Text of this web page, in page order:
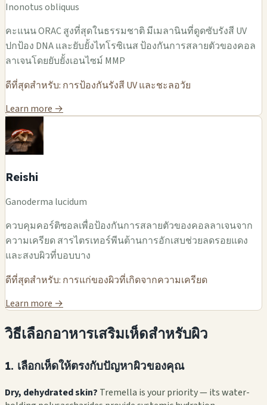
Inonotus obliquus
คะแนน ORAC สูงที่สุดในธรรมชาติ มีเมลานินที่ดูดซับรังสี UV
ปกป้อง DNA และยับยั้งไทโรซิเนส ป้องกันการสลายตัวของคอล
ลาเจนโดยยับยั้งเอนไซม์ MMP
ดีที่สุดสำหรับ: การป้องกันรังสี UV และชะลอวัย
Learn more →
Reishi
Ganoderma lucidum
ควบคุมคอร์ติซอลเพื่อป้องกันการสลายตัวของคอลลาเจนจาก
ความเครียด สารไตรเทอร์พีนต้านการอักเสบช่วยลดรอยแดง
และสงบผิวที่บอบบาง
ดีที่สุดสำหรับ: การแก่ของผิวที่เกิดจากความเครียด
Learn more →
วิธีเลือกอาหารเสริมเห็ดสำหรับผิว
1. เลือกเห็ดให้ตรงกับปัญหาผิวของคุณ
Dry, dehydrated skin? Tremella is your priority — its water-